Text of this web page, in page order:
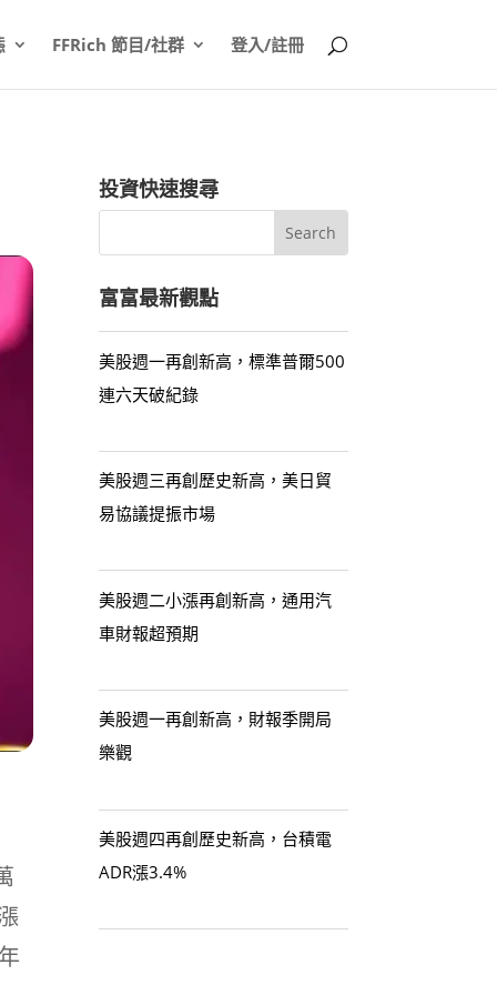
FFRich 節目/社群 登入/註冊
投資快速搜尋
富富最新觀點
美股週一再創新高，標準普爾500
連六天破紀錄
美股週三再創歷史新高，美日貿
易協議提振市場
美股週二小漲再創新高，通用汽
車財報超預期
美股週一再創新高，財報季開局
樂觀
美股週四再創歷史新高，台積電
ADR漲3.4%